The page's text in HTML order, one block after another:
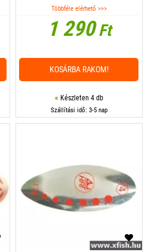
Többféle elérhető >>>
1 290Ft
Készleten 4 db
Szállítási idő: 3-5 nap
KOSÁRBA RAKOM!